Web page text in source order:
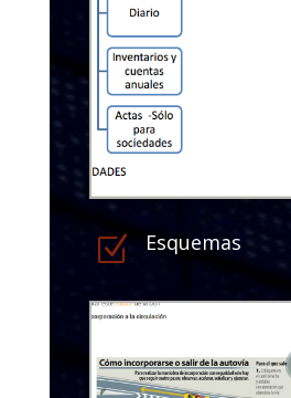
Z Esquemas